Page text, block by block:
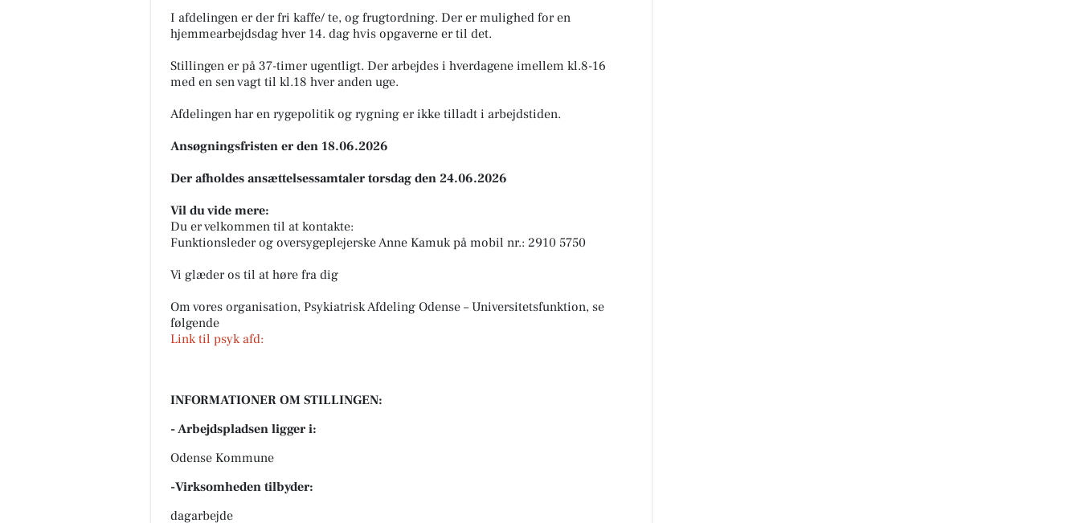
I afdelingen er der fri kaffe/ te, og frugtordning. Der er mulighed for en
hjemmearbejdsdag hver 14. dag hvis opgaverne er til det.
Stillingen er på 37-timer ugentligt. Der arbejdes i hverdagene imellem kl.8-16
med en sen vagt til kl.18 hver anden uge.
Afdelingen har en rygepolitik og rygning er ikke tilladt i arbejdstiden.
Ansøgningsfristen er den 18.06.2026
Der afholdes ansættelsessamtaler torsdag den 24.06.2026
Vil du vide mere:
Du er velkommen til at kontakte:
Funktionsleder og oversygeplejerske Anne Kamuk på mobil nr.: 2910 5750
Vi glæder os til at høre fra dig
Om vores organisation, Psykiatrisk Afdeling Odense – Universitetsfunktion, se
følgende
Link til psyk afd:
INFORMATIONER OM STILLINGEN:
- Arbejdspladsen ligger i:
Odense Kommune
-Virksomheden tilbyder:
dagarbejde